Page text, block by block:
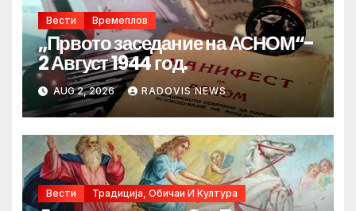
Вести Времеплов
„Првото заседание на АСНОМ“-
2 Август 1944 год.
AUG 2, 2026 RADOVIS NEWS
Вести Традиција, Обичаи И Култура